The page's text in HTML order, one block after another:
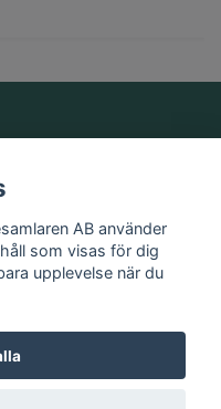
AB använder
som visas för dig
upplevelse när du